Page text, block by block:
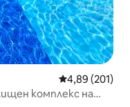
Средна
4,89 (201)
комплекс на